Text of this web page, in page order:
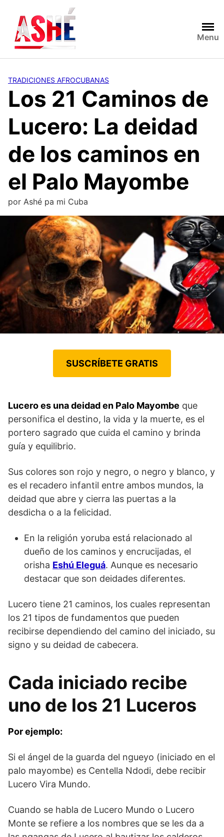
contenido
Menu
TRADICIONES AFROCUBANAS
Los 21 Caminos de
Lucero: La deidad
de los caminos en
el Palo Mayombe
por Ashé pa mi Cuba
SUSCRÍBETE GRATIS
Lucero es una deidad en Palo Mayombe que
personifica el destino, la vida y la muerte, es el
portero sagrado que cuida el camino y brinda
guía y equilibrio.
Sus colores son rojo y negro, o negro y blanco, y
es el recadero infantil entre ambos mundos, la
deidad que abre y cierra las puertas a la
desdicha o a la felicidad.
En la religión yoruba está relacionado al
dueño de los caminos y encrucijadas, el
orisha Eshú Eleguá. Aunque es necesario
destacar que son deidades diferentes.
Lucero tiene 21 caminos, los cuales representan
los 21 tipos de fundamentos que pueden
recibirse dependiendo del camino del iniciado, su
signo y su deidad de cabecera.
Cada iniciado recibe
uno de los 21 Luceros
Por ejemplo:
Si el ángel de la guarda del ngueyo (iniciado en el
palo mayombe) es Centella Ndodi, debe recibir
Lucero Vira Mundo.
Cuando se habla de Lucero Mundo o Lucero
Monte se refiere a los nombres que se les da a